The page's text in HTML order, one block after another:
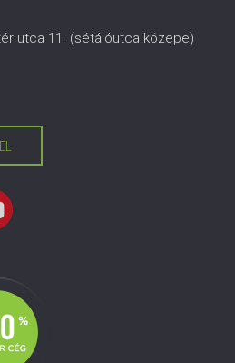
utca 11. (sétálóutca közepe)